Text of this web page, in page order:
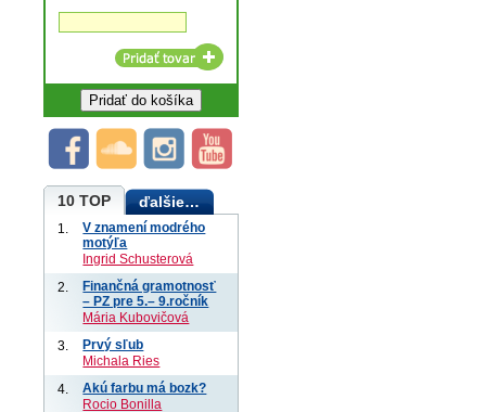
10 TOP ďalšie…
1.
V znamení modrého
motýľa
Ingrid Schusterová
2.
Finančná gramotnosť
– PZ pre 5.– 9.ročník
Mária Kubovičová
3.
Prvý sľub
Michala Ries
4.
Akú farbu má bozk?
Rocio Bonilla